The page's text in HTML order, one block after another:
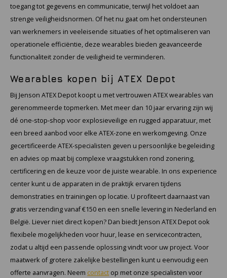
toegang tot gegevens en communicatie, terwijl het voldoet aan
strenge veiligheidsnormen. Of het nu gaat om het ondersteunen
van werknemers in veeleisende situaties of het optimaliseren van
operationele efficiëntie, deze wearables bieden geavanceerde
functionaliteit zonder de veiligheid te verminderen.
Wearables kopen bij ATEX Depot
Bij Jenson ATEX Depot koopt u met vertrouwen ATEX wearables van
gerenommeerde topmerken. Met meer dan 10 jaar ervaring zijn wij
dé one-stop-shop voor explosieveilige en rugged apparatuur, met
een breed aanbod voor elke ATEX-zone en werkomgeving. Onze
gecertificeerde ATEX-specialisten geven u persoonlijke begeleiding
en advies op maat bij complexe vraagstukken rond zonering,
certificering en de keuze voor de juiste wearable. In ons experience
center kunt u de apparaten in de praktijk ervaren tijdens
demonstraties en trainingen op locatie. U profiteert daarnaast van
gratis verzending vanaf €150 en een snelle levering in Nederland en
België. Liever niet direct kopen? Dan biedt Jenson ATEX Depot ook
flexibele mogelijkheden voor huur, lease en servicecontracten,
zodat u altijd een passende oplossing vindt voor uw project. Voor
maatwerk of grotere zakelijke bestellingen kunt u eenvoudig een
offerte aanvragen. Neem contact op met onze specialisten voor